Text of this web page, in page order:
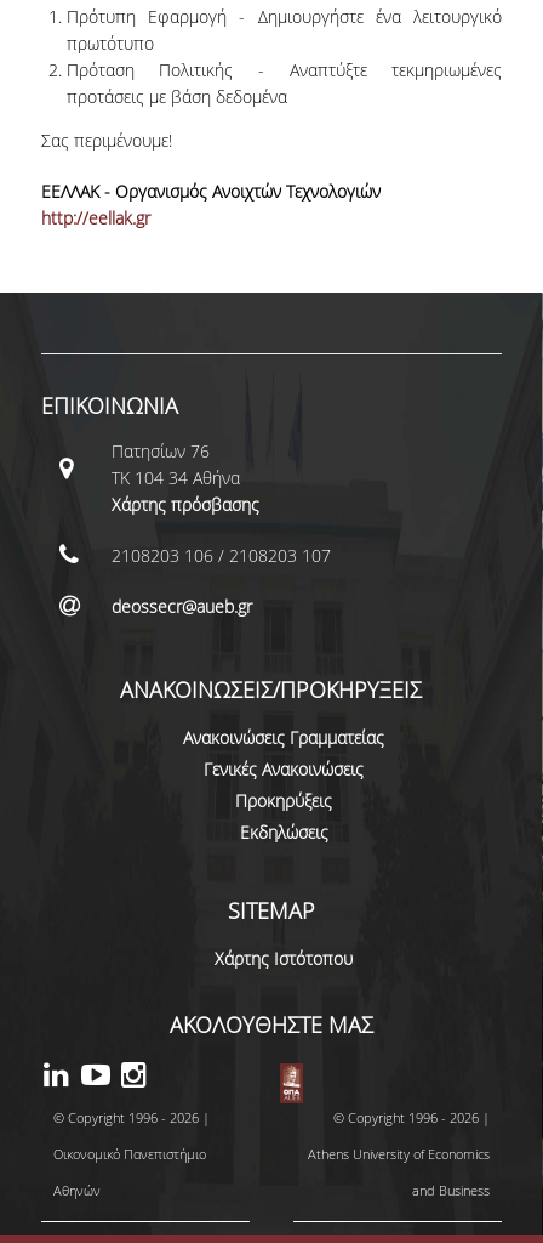
ΣΤΟ ΜΑΘΗΜΑ «ΣΕΜΙΝΑΡΙΟ ΚΑΙ
ΔΙΠΛΩΜΑΤΙΚΗ ΕΡΓΑΣΙΑ»
ΧΡΗΜΑΤΟΔΟΤΗΣΗ
ΚΑΝΟΝΙΣΜΟΣ
ΕΠΙΚΟΙΝΩΝΙΑ
ΠΡΟΓΡΑΜΜΑ ERASMUS+
ΓΕΝΙΚΕΣ ΠΛΗΡΟΦΟΡΙΕΣ
ΟΡΟΙ, ΠΡΟΫΠΟΘΕΣΕΙΣ,
ΧΡΗΜΑΤΟΔΟΤΗΣΗ
ΛΙΣΤΑ ΣΥΝΕΡΓΑΖΟΜΕΝΩΝ
ΠΑΝΕΠΙΣΤΗΜΙΩΝ
ΑΠΟΤΕΛΕΣΜΑΤΑ ΣΤΑΔΙΟΔΡΟΜΙΑΣ
ΜΕΤΑΠΤΥΧΙΑΚΕΣ ΣΠΟΥΔΕΣ
ΔΙΔΑΚΤΟΡΙΚΟ ΠΡΟΓΡΑΜΜΑ
Πρότυπη Εφαρμογή - Δημιουργήστε ένα λειτουργικό
πρωτότυπο
Πρόταση Πολιτικής - Αναπτύξτε τεκμηριωμένες
προτάσεις με βάση δεδομένα
Σας περιμένουμε!
ΕΕΛΛΑΚ - Οργανισμός Ανοιχτών Τεχνολογιών
http://eellak.gr
ΕΠΙΚΟΙΝΩΝΙΑ
Πατησίων 76
ΤΚ 104 34 Αθήνα
Χάρτης πρόσβασης
2108203 106 / 2108203 107
deossecr@aueb.gr
ΑΝΑΚΟΙΝΩΣΕΙΣ/ΠΡΟΚΗΡΥΞΕΙΣ
Ανακοινώσεις Γραμματείας
Γενικές Ανακοινώσεις
Προκηρύξεις
Εκδηλώσεις
SITEMAP
Χάρτης Ιστότοπου
ΑΚΟΛΟΥΘΗΣΤΕ ΜΑΣ
© Copyright 1996 - 2026 |
Οικονομικό Πανεπιστήμιο
Αθηνών
© Copyright 1996 - 2026 |
Athens University of Economics
and Business